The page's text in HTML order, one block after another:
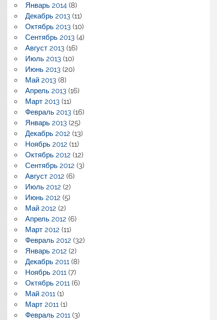
Январь 2014(8)
Декабрь 2013(11)
Октябрь 2013(10)
Сентябрь 2013(4)
Август 2013(16)
Июль 2013(10)
Июнь 2013(20)
Май 2013(8)
Апрель 2013(16)
Март 2013(11)
Февраль 2013(16)
Январь 2013(25)
Декабрь 2012 (13)
Ноябрь 2012 (11)
Октябрь 2012 (12)
Сентябрь 2012 (3)
Август 2012 (6)
Июль 2012 (2)
Июнь 2012 (5)
Май 2012 (2)
Апрель 2012 (6)
Март 2012 (11)
Февраль 2012 (32)
Январь 2012 (2)
Декабрь 2011(8)
Ноябрь 2011(7)
Октябрь 2011(6)
Май 2011(1)
Март 2011(1)
Февраль 2011(3)